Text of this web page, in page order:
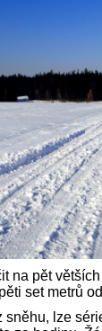
na pět
set metrů
sněhu, lze